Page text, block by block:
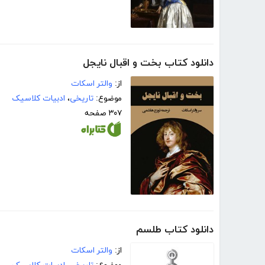
دانلود کتاب بخت و اقبال نایجل
از: والتر اسکات
موضوع: تاریخی، ادبیات کلاسیک
۳۰۷ صفحه
دانلود کتاب طلسم
از: والتر اسکات